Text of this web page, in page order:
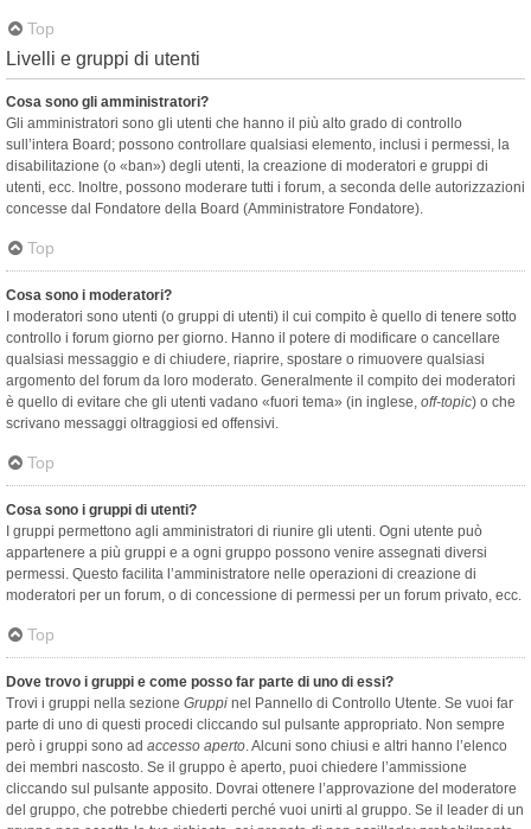
Top
Livelli e gruppi di utenti
Cosa sono gli amministratori?
Gli amministratori sono gli utenti che hanno il più alto grado di controllo
sull’intera Board; possono controllare qualsiasi elemento, inclusi i permessi, la
disabilitazione (o «ban») degli utenti, la creazione di moderatori e gruppi di
utenti, ecc. Inoltre, possono moderare tutti i forum, a seconda delle autorizzazioni
concesse dal Fondatore della Board (Amministratore Fondatore).
Top
Cosa sono i moderatori?
I moderatori sono utenti (o gruppi di utenti) il cui compito è quello di tenere sotto
controllo i forum giorno per giorno. Hanno il potere di modificare o cancellare
qualsiasi messaggio e di chiudere, riaprire, spostare o rimuovere qualsiasi
argomento del forum da loro moderato. Generalmente il compito dei moderatori
è quello di evitare che gli utenti vadano «fuori tema» (in inglese, off-topic) o che
scrivano messaggi oltraggiosi ed offensivi.
Top
Cosa sono i gruppi di utenti?
I gruppi permettono agli amministratori di riunire gli utenti. Ogni utente può
appartenere a più gruppi e a ogni gruppo possono venire assegnati diversi
permessi. Questo facilita l’amministratore nelle operazioni di creazione di
moderatori per un forum, o di concessione di permessi per un forum privato, ecc.
Top
Dove trovo i gruppi e come posso far parte di uno di essi?
Trovi i gruppi nella sezione Gruppi nel Pannello di Controllo Utente. Se vuoi far
parte di uno di questi procedi cliccando sul pulsante appropriato. Non sempre
però i gruppi sono ad accesso aperto. Alcuni sono chiusi e altri hanno l’elenco
dei membri nascosto. Se il gruppo è aperto, puoi chiedere l’ammissione
cliccando sul pulsante apposito. Dovrai ottenere l’approvazione del moderatore
del gruppo, che potrebbe chiederti perché vuoi unirti al gruppo. Se il leader di un